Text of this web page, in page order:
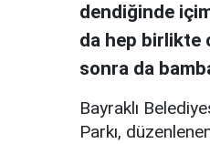
dendiğinde
da hep birlikte
sonra da
Bayraklı
Parkı,